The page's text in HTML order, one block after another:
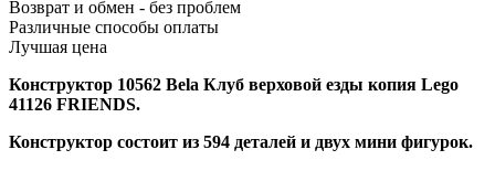
Возврат и обмен - без проблем
Различные способы оплаты
Лучшая цена
Конструктор 10562 Bela Клуб верховой езды копия Lego
41126 FRIENDS.
Конструктор состоит из 594 деталей и двух мини фигурок.